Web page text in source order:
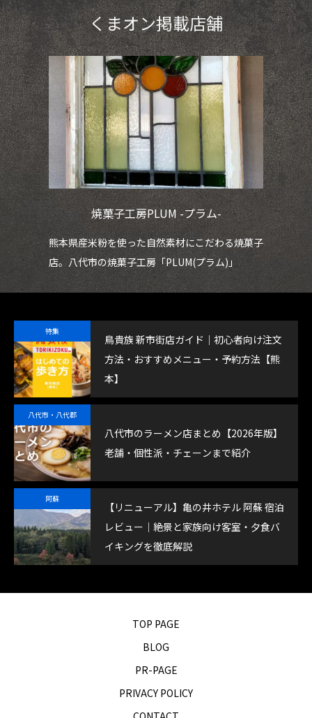
くまオン掲載店舗
焼菓子工房PLUM -プラム-
熊本県産米粉を使った自然素材にこだわる焼菓子
店。八代市の焼菓子工房「PLUM(プラム)」
魚
特集
鳥貴族 新市街店ガイド｜初心者向け注文
方法・おすすめメニュー・予約方法【熊
本】
八代市・八代郡
八代市のラーメン店まとめ【2026年版】
老舗・個性派・チェーンまで紹介
阿蘇
【リニューアル】亀の井ホテル 阿蘇 宿泊
レビュー｜絶景と家族向け客室・夕食バ
イキングを徹底解説
TOP PAGE
BLOG
PR-PAGE
PRIVACY POLICY